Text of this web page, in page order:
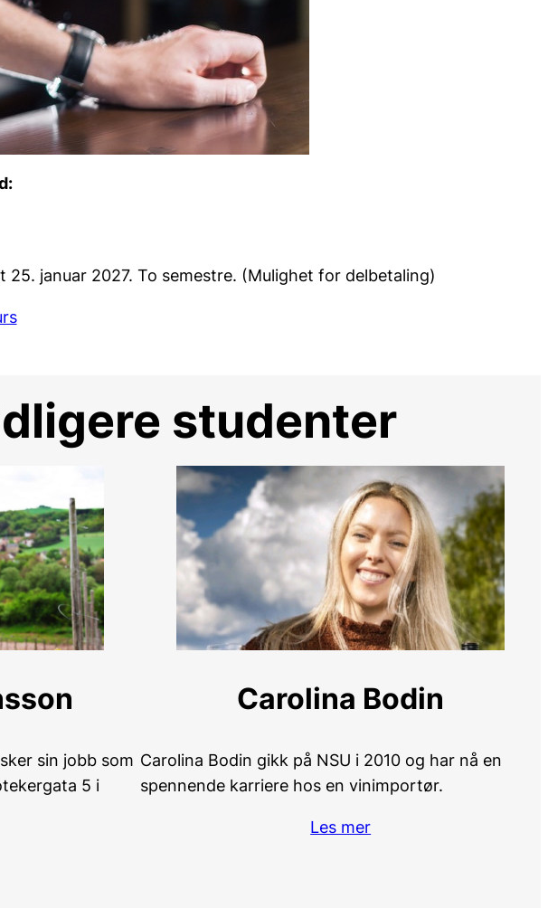
januar 2027. To semestre. (Mulighet for delbetaling)
studenter
sin jobb som
5 i
Carolina Bodin
Carolina Bodin gikk på NSU i 2010 og har nå en
spennende karriere hos en vinimportør.
Les mer